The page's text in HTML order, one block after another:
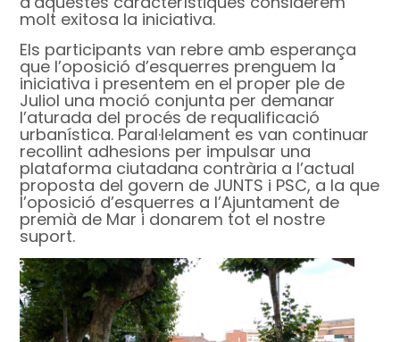
molt exitosa la iniciativa.
Els participants van rebre amb esperança
que l’oposició d’esquerres prenguem la
iniciativa i presentem en el proper ple de
Juliol una moció conjunta per demanar
l’aturada del procés de requalificació
urbanística. Paral·lelament es van continuar
recollint adhesions per impulsar una
plataforma ciutadana contrària a l’actual
proposta del govern de JUNTS i PSC, a la que
l’oposició d’esquerres a l’Ajuntament de
premià de Mar i donarem tot el nostre
suport.